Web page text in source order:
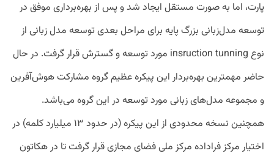
پارت، اما به صورت مستقل ایجاد شد و پس از بهره‌برداری موفق در
توسعه مدل‌زبانی بزرگ پایه برای مراحل بعدی توسعه مدل زبانی از
نوع insruction tunning مورد توسعه و گسترش قرار گرفت. در حال
حاضر مهمترین بهره‌بردار این پیکره عظیم گروه مشارکت هوش‌آفرین
و مجموعه مدل‌های زبانی مورد توسعه در این گروه می‌باشد.
همچنین نسخه محدودی از این پیکره (در حدود ۱۳ میلیارد کلمه) در
اختیار مرکز فراداده مرکز ملی فضای مجازی قرار گرفت تا در هکاتون